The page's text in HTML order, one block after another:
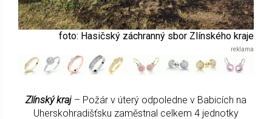
foto: Hasičský záchranný sbor Zlínského kraje
Zlínský kraj – Požár v úterý odpoledne v Babicích na
Uherskohradišťsku zaměstnal celkem 4 jednotky